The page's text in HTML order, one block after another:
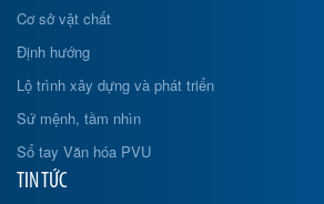
Cơ sở vật chất
Định hướng
Lộ trình xây dựng và phát triển
Sứ mệnh, tầm nhìn
Sổ tay Văn hóa PVU
TIN TỨC